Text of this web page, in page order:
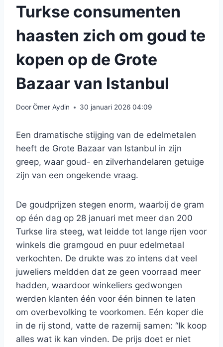
Turkse consumenten
haasten zich om goud te
kopen op de Grote
Bazaar van Istanbul
DoorÖmer Aydin 30 januari 2026 04:09
Een dramatische stijging van de edelmetalen
heeft de Grote Bazaar van Istanbul in zijn
greep, waar goud- en zilverhandelaren getuige
zijn van een ongekende vraag.
De goudprijzen stegen enorm, waarbij de gram
op één dag op 28 januari met meer dan 200
Turkse lira steeg, wat leidde tot lange rijen voor
winkels die gramgoud en puur edelmetaal
verkochten. De drukte was zo intens dat veel
juweliers meldden dat ze geen voorraad meer
hadden, waardoor winkeliers gedwongen
werden klanten één voor één binnen te laten
om overbevolking te voorkomen. Eén koper die
in de rij stond, vatte de razernij samen: “Ik koop
alles wat ik kan vinden. De prijs doet er niet